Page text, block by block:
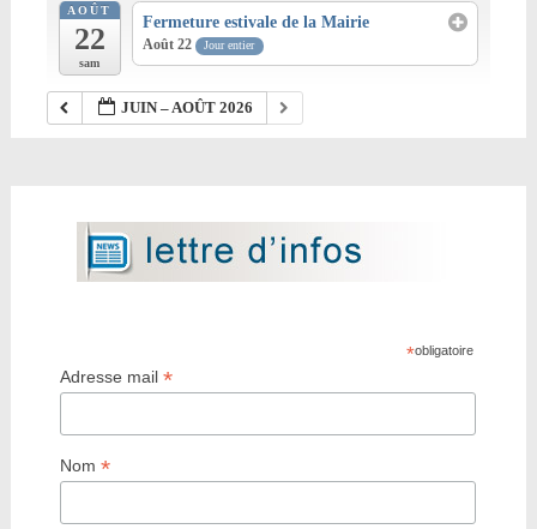
AOÛT
22
sam
Fermeture estivale de la Mairie
Août 22 Jour entier
JUIN – AOÛT 2026
*obligatoire
Adresse mail*
Nom*